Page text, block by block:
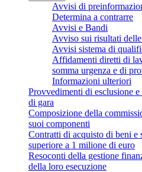
Avvisi di
Determina a contrarre
Avvisi e Bandi
Avviso sui risultati
Avvisi sistema di
Affidamenti diretti di
somma urgenza e di
Informazioni ulteriori
Provvedimenti di esclusione
di gara
Composizione della
suoi componenti
Contratti di acquisto di beni
superiore a 1 milione di euro
Resoconti della gestione
della loro esecuzione